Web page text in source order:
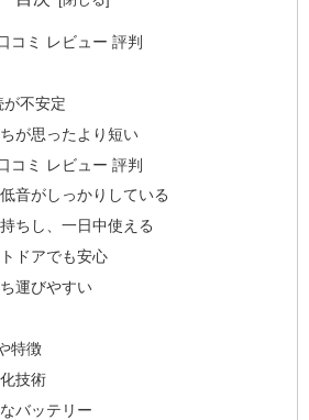
コミ レビュー 評判
不安定
が思ったより短い
コミ レビュー 評判
音がしっかりしている
ちし、一日中使える
ドアでも安心
運びやすい
特徴
技術
バッテリー